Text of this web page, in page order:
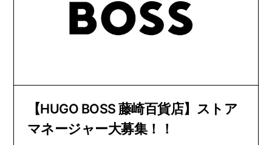
【HUGO BOSS 藤崎百貨店】ストア
マネージャー大募集！！